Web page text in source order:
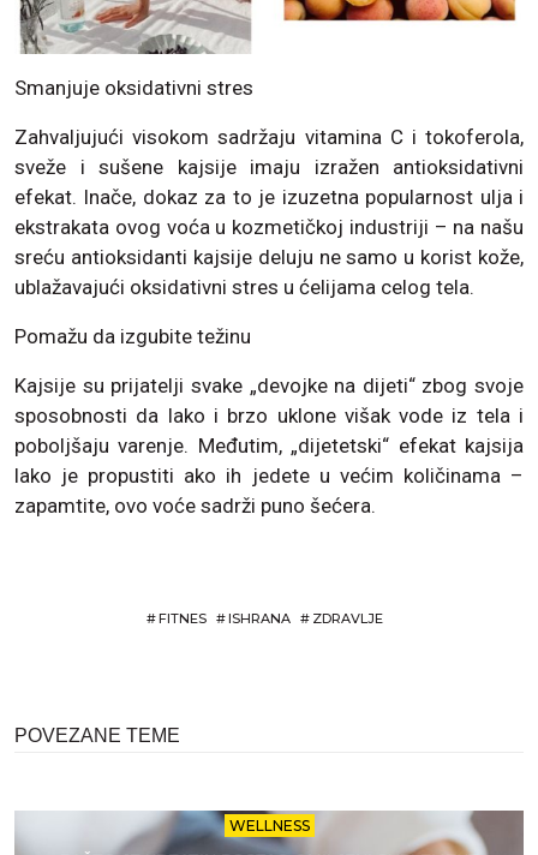
Smanjuje oksidativni stres
Zahvaljujući visokom sadržaju vitamina C i tokoferola,
sveže i sušene kajsije imaju izražen antioksidativni
efekat. Inače, dokaz za to je izuzetna popularnost ulja i
ekstrakata ovog voća u kozmetičkoj industriji – na našu
sreću antioksidanti kajsije deluju ne samo u korist kože,
ublažavajući oksidativni stres u ćelijama celog tela.
Pomažu da izgubite težinu
Kajsije su prijatelji svake „devojke na dijeti“ zbog svoje
sposobnosti da lako i brzo uklone višak vode iz tela i
poboljšaju varenje. Međutim, „dijetetski“ efekat kajsija
lako je propustiti ako ih jedete u većim količinama –
zapamtite, ovo voće sadrži puno šećera.
#FITNES #ISHRANA # ZDRAVLJE
POVEZANE TEME
WELLNESS